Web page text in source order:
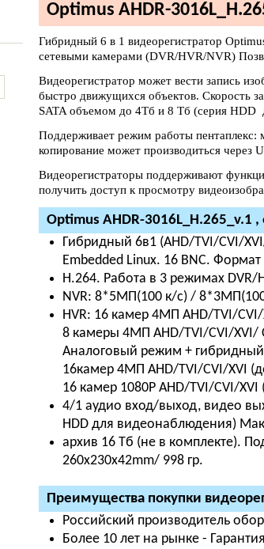
Optimus AHDR-
Гибридный 6 в 1 видеорегистратор
сетевыми камерами (DVR/HVR/NVR)
Видеорегистратор может вести запись
быстро движущихся объектов. Скорость
SATA объемом до 4Тб и 8 Тб (серия HDD
Поддерживает режим работы пентаплекс:
копирование может производиться через
Видеорегистраторы поддерживают
получить доступ к просмотру
Optimus AHDR-3016L_H.265_v.1
Гибридный 6в1 (AHD/TVI/CVI/
Embedded Linux. 16 BNC.
H.264. Работа в 3 режимах DVR/
NVR: 8*5МП(100 к/с) /
HVR: 16 камер 4MП AHD/TVI/
8 камеры 4MП AHD/TVI/CVI/XVI/
Аналоговый режим +
16камер 4MП AHD/TVI/CVI/XVI
16 камер 1080P AHD/TVI/CVI/
4/1 аудио вход/выход, видео
HDD для видеонаблюдения)
архив 16 Tб (не в комплекте).
260х230х42mm/ 998 гр.
Преимущества покупки
Российский производитель
Более 10 лет на рынке -